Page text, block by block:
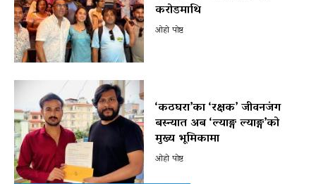
करोडमाथि
ओहो पोष्ट
‘कठघरा’का ‘रक्षक’ जीवनजंग
बस्न्यात अब ‘ल्याङ्ग ल्याङ्ग’को
मुख्य भूमिकामा
ओहो पोष्ट